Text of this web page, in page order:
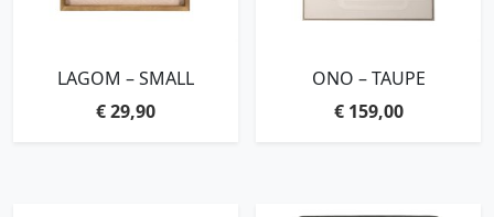
LAGOM – SMALL
€29,90
ONO – TAUPE
€159,00